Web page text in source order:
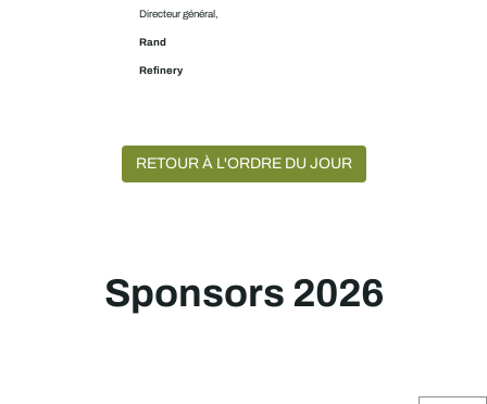
Directeur général,
Rand
Refinery
RETOUR À L'ORDRE DU JOUR
Sponsors 2026